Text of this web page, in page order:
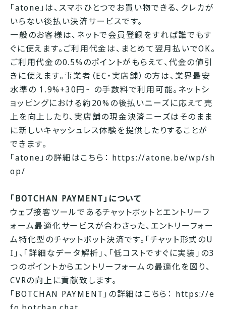
「atone」は、スマホひとつでお買い物できる、クレカが
いらない後払い決済サービスです。
一般のお客様は、ネットで会員登録をすれば誰でもす
ぐに使えます。ご利用代金は、まとめて翌月払いでOK。
ご利用代金の0.5%のポイントがもらえて、代金の値引
きに使えます。事業者（EC・実店舗）の方は、業界最安
水準の 1.9%+30円~ の手数料で利用可能。ネットシ
ョッピングにおける約20%の後払いニーズに応えて売
上を向上したり、実店舗の現金決済ニーズはそのまま
に新しいキャッシュレス体験を提供したりすることが
できます。
「atone」の詳細はこちら： https://atone.be/wp/sh
op/
「BOTCHAN PAYMENT」について
ウェブ接客ツールであるチャットボットとエントリーフ
ォーム最適化サービスが合わさった、エントリーフォー
ム特化型のチャットボット決済です。「チャット形式のU
I」、「詳細なデータ解析」、「低コストですぐに実装」の3
つのポイントからエントリーフォームの最適化を図り、
CVRの向上に貢献致します。
「BOTCHAN PAYMENT」の詳細はこちら： https://e